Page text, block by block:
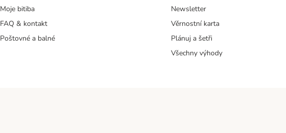
Moje bitiba
FAQ & kontakt
Poštovné a balné
Newsletter
Věrnostní karta
Plánuj a šetři
Všechny výhody